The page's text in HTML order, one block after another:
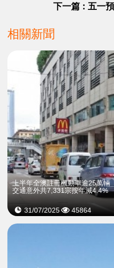
下一篇 : 五一
相關新聞
上半年全澳註冊機動車逾25萬輛
交通意外共7,331宗按年減4.4%
31/07/2025 45864